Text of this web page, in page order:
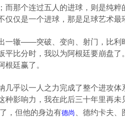
那个连过五人的进球，则是纯粹
仅是一个进球，那是足球艺术最
一辙——突破、变向、射门，比利
比分时，我以为阿根廷要崩盘了
廷赢了。
乎以一人之力完成了整个进攻体
影响力，我在此后三十年里再
，但他的身边有德尚 、德约卡夫、